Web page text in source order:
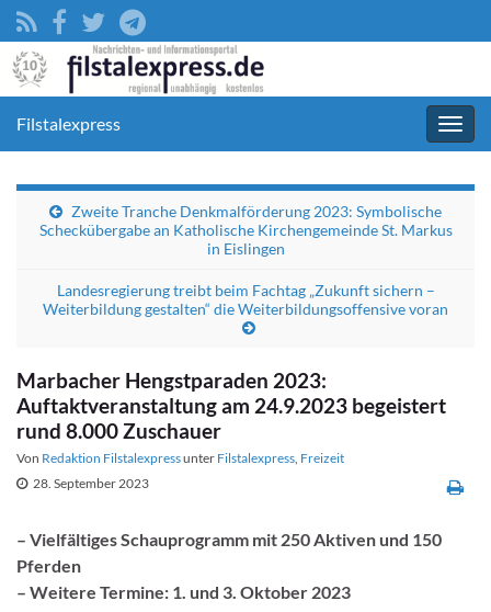
Filstalexpress
Zweite Tranche Denkmalförderung 2023: Symbolische
Scheckübergabe an Katholische Kirchengemeinde St. Markus
in Eislingen
Landesregierung treibt beim Fachtag „Zukunft sichern –
Weiterbildung gestalten“ die Weiterbildungsoffensive voran
Marbacher Hengstparaden 2023:
Auftaktveranstaltung am 24.9.2023 begeistert
rund 8.000 Zuschauer
Von Redaktion Filstalexpressunter Filstalexpress, Freizeit
28. September 2023
– Vielfältiges Schauprogramm mit 250 Aktiven und 150
Pferden
– Weitere Termine: 1. und 3. Oktober 2023